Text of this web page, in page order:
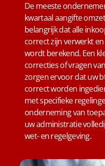
De meeste
kwartaal aangifte
belangrijk dat alle
correct zijn verwerkt
wordt berekend. Een
correcties of vragen
zorgen ervoor dat uw
correct worden
met specifieke
onderneming van
uw administratie
wet- en regelgeving.